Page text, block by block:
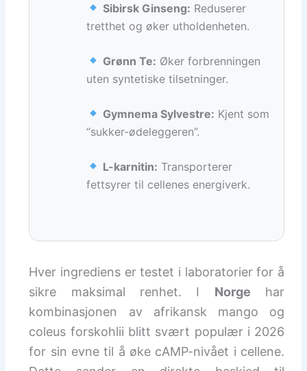
Sibirsk Ginseng: Reduserer
tretthet og øker utholdenheten.
Grønn Te: Øker forbrenningen
uten syntetiske tilsetninger.
Gymnema Sylvestre: Kjent som
“sukker-ødeleggeren”.
L-karnitin: Transporterer
fettsyrer til cellenes energiverk.
Hver ingrediens er testet i laboratorier for å
sikre maksimal renhet. I Norge har
kombinasjonen av afrikansk mango og
coleus forskohlii blitt svært populær i 2026
for sin evne til å øke cAMP-nivået i cellene.